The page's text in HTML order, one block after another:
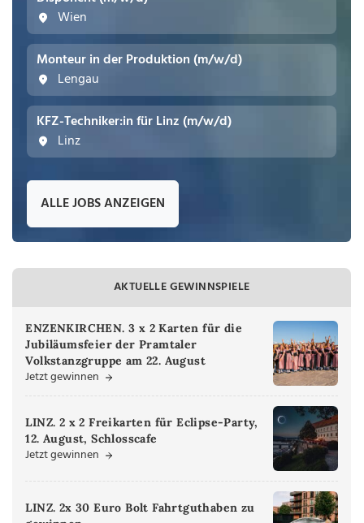
Wien
Monteur in der Produktion (m/w/d)
Lengau
KFZ-Techniker:in für Linz (m/w/d)
Linz
ALLE JOBS ANZEIGEN
AKTUELLE GEWINNSPIELE
ENZENKIRCHEN. 3 x 2 Karten für die
Jubiläumsfeier der Pramtaler
Volkstanzgruppe am 22. August
Jetzt gewinnen
LINZ. 2 x 2 Freikarten für Eclipse-Party,
12. August, Schlosscafe
Jetzt gewinnen
LINZ. 2x 30 Euro Bolt Fahrtguthaben zu